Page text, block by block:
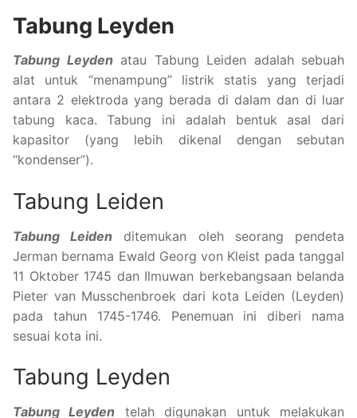
Tabung Leyden
Tabung Leydenatau Tabung Leiden adalah sebuah
alat untuk “menampung” listrik statis yang terjadi
antara 2 elektroda yang berada di dalam dan di luar
tabung kaca. Tabung ini adalah bentuk asal dari
kapasitor (yang lebih dikenal dengan sebutan
“kondenser”).
Tabung Leiden
Tabung Leiden ditemukan oleh seorang pendeta
Jerman bernama Ewald Georg von Kleist pada tanggal
11 Oktober 1745 dan Ilmuwan berkebangsaan belanda
Pieter van Musschenbroek dari kota Leiden (Leyden)
pada tahun 1745-1746. Penemuan ini diberi nama
sesuai kota ini.
Tabung Leyden
Tabung Leyden telah digunakan untuk melakukan